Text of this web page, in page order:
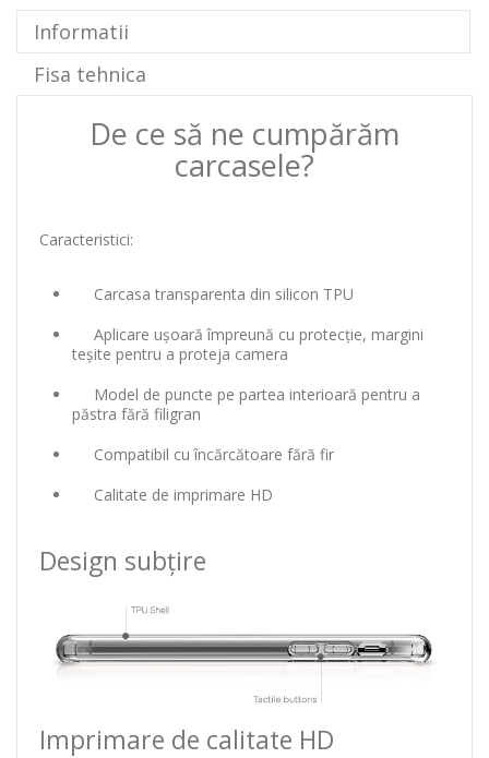
Informatii
Fisa tehnica
De ce să ne cumpărăm
carcasele?
Caracteristici:
Carcasa transparenta din silicon TPU
Aplicare ușoară împreună cu protecție, margini
teșite pentru a proteja camera
Model de puncte pe partea interioară pentru a
păstra fără filigran
Compatibil cu încărcătoare fără fir
Calitate de imprimare HD
Design subțire
Imprimare de calitate HD